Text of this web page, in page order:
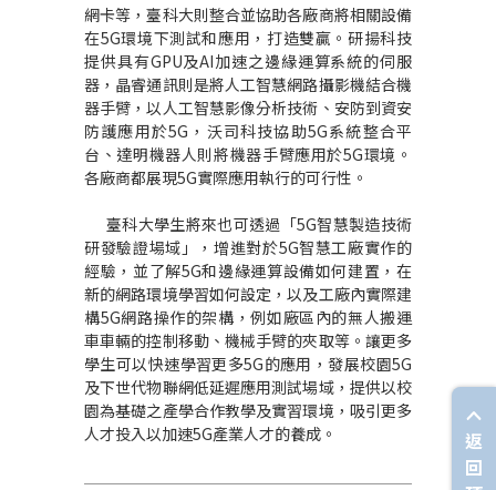
網卡等，臺科大則整合並協助各廠商將相關設備
在5G環境下測試和應用，打造雙贏。研揚科技
提供具有GPU及AI加速之邊緣運算系統的伺服
器， 晶睿通訊則是將人工智慧網路攝影機結合機
器手臂，以人工智慧影像分析技術、安防到資安
防護應用於5G，沃司科技協助5G系統整合平
台、達明機器人則將機器手臂應用於5G環境。
各廠商都展現5G實際應用執行的可行性。
臺科大學生將來也可透過「5G智慧製造技術
研發驗證場域」，增進對於5G智慧工廠實作的
經驗，並了解5G和邊緣運算設備如何建置，在
新的網路環境學習如何設定，以及工廠內實際建
構5G網路操作的架構，例如廠區內的無人搬運
車車輛的控制移動、機械手臂的夾取等。讓更多
學生可以快速學習更多5G的應用，發展校園5G
及下世代物聯網低延遲應用測試場域，提供以校
園為基礎之產學合作教學及實習環境，吸引更多
人才投入以加速5G產業人才的養成。
返
回